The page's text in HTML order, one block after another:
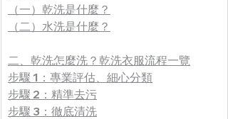
（一）乾洗是什麼？
（二）水洗是什麼？
二、乾洗怎麼洗？乾洗衣服流程一覽
步驟 1：專業評估、細心分類
步驟 2：精準去污
步驟 3：徹底清洗